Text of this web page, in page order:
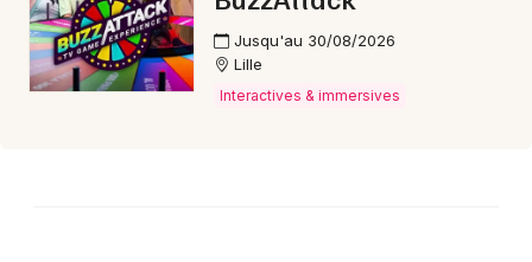
Je m'abonne
Jusqu'au 30/08/2026
Lille
Interactives & immersives